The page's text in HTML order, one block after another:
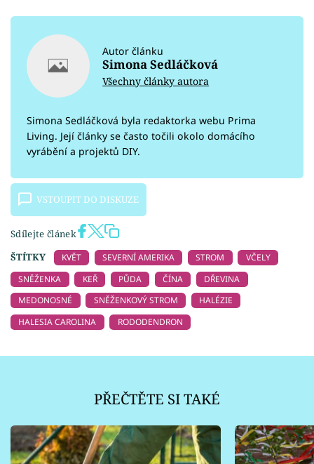
Autor článku
Simona Sedláčková
Všechny články autora
Simona Sedláčková byla redaktorka webu Prima
Living. Její články se často točili okolo domácího
vyrábění a projektů DIY.
VSTOUPIT DO DISKUZE
Sdílejte článek
ŠTÍTKY
KVĚT SEVERNÍ AMERIKA STROM
VČELY
SNĚŽENKA
KEŘ PŮDA ČÍNA
DŘEVINA
MEDONOSNÉ
SNĚŽENKOVÝ STROM
HALÉZIE
HALESIA CAROLINA
RODODENDRON
PŘEČTĚTE SI TAKÉ